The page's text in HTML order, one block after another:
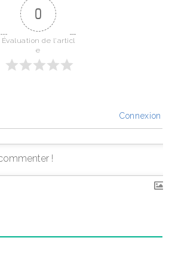
0
Évaluation de l'articl
e
Connexion